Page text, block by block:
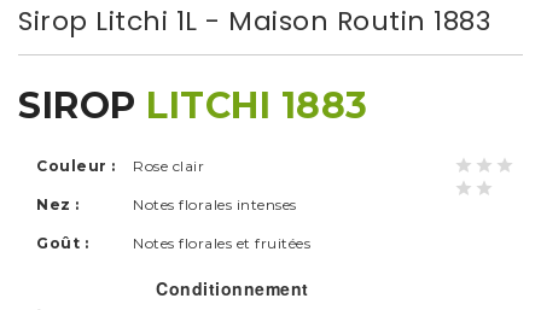
Sirop Litchi 1L - Maison Routin 1883
SIROP LITCHI 1883
Couleur : Rose clair
Nez : Notes florales intenses
Goût : Notes florales et fruitées
Conditionnement